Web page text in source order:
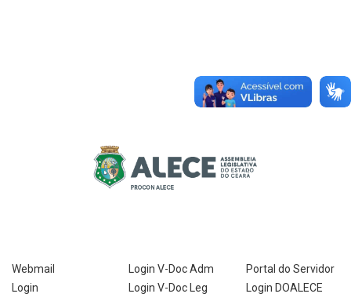
Webmail
Login
Login V-Doc Adm
Login V-Doc Leg
Portal do Servidor
Login DOALECE